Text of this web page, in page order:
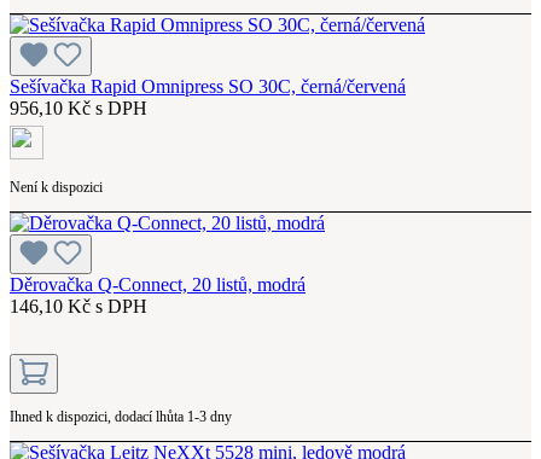
Sešívačka Rapid Omnipress SO 30C, černá/červená
956,10 Kč s DPH
Není k dispozici
Děrovačka Q-Connect, 20 listů, modrá
146,10 Kč s DPH
Ihned k dispozici, dodací lhůta 1-3 dny